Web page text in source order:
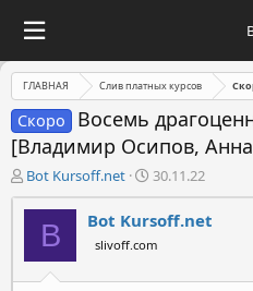
ГЛАВНАЯ Слив платных курсов
Скоро
Восемь
[Владимир Осипов,
А
в
т
Bot Kursoff.net
Д
а
т
а
н
30.11.22
B Bot Kursoff.net
slivoff.com